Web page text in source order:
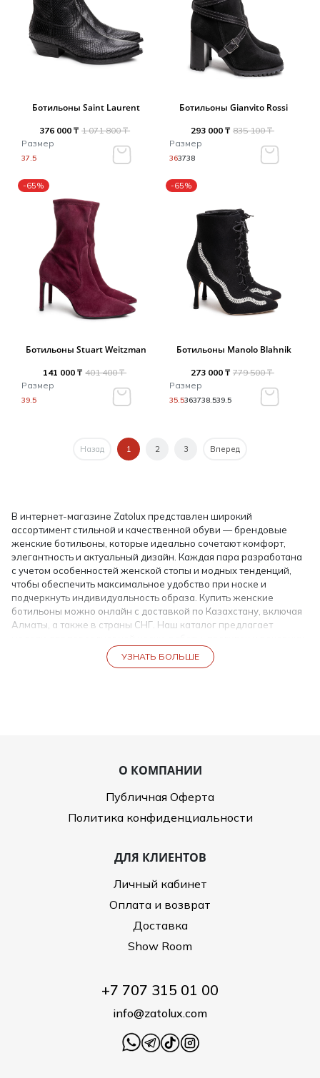
Ботильоны Saint Laurent
376 000 ₸ 1 071 800 ₸
Размер
37.5
Ботильоны Gianvito Rossi
293 000 ₸ 835 100 ₸
Размер
363738
-65%
Ботильоны Stuart Weitzman
141 000 ₸ 401 400 ₸
Размер
39.5
-65%
Ботильоны Manolo Blahnik
273 000 ₸ 779 500 ₸
Размер
35.5363738.539.5
Назад 1 2 3 Вперед
В интернет-магазине Zatolux представлен широкий
ассортимент стильной и качественной обуви — брендовые
женские ботильоны, которые идеально сочетают комфорт,
элегантность и актуальный дизайн. Каждая пара разработана
с учетом особенностей женской стопы и модных тенденций,
чтобы обеспечить максимальное удобство при носке и
подчеркнуть индивидуальность образа. Купить женские
ботильоны можно онлайн с доставкой по Казахстану, включая
Алматы, а также в страны СНГ. Наш каталог предлагает
повседневного использования.
создания элегантного образа.
Зимние и демисезонные ботильоны с утеплителем для
холодного сезона.
ходьбе, а женские ботильоны интернет магазин Zatolux
предлагает подробные фотографии, описание материалов и
таблицу размеров для удобного выбора онлайн.
Материалы и долговечность
современных синтетических материалов. Особое внимание
уделяется подошве и внутренней отделке, чтобы обеспечить
долговечность и комфорт при длительной носке.
Покупая у нас женские ботильоны купить, вы получаете
гарантию подлинности изделий и уверенность в их высоком
УЗНАТЬ БОЛЬШЕ
О КОМПАНИИ
Публичная Оферта
Политика конфиденциальности
ДЛЯ КЛИЕНТОВ
Личный кабинет
Оплата и возврат
Доставка
Show Room
+7 707 315 01 00
info@zatolux.com